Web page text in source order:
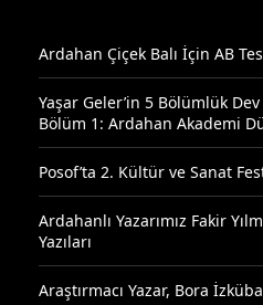
Ardahan Çiçek Balı İçin AB
Yaşar Geler’in 5 Bölümlük Dev
Bölüm 1: Ardahan Akademi
Posof’ta 2. Kültür ve Sanat
Ardahanlı Yazarımız Fakir
Yazıları
Araştırmacı Yazar, Bora